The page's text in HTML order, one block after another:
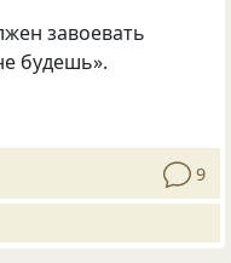
завоевать
будешь».
9